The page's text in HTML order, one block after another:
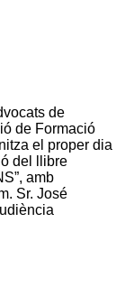
de
de Formació
el proper dia
del llibre
amb
Sr. José